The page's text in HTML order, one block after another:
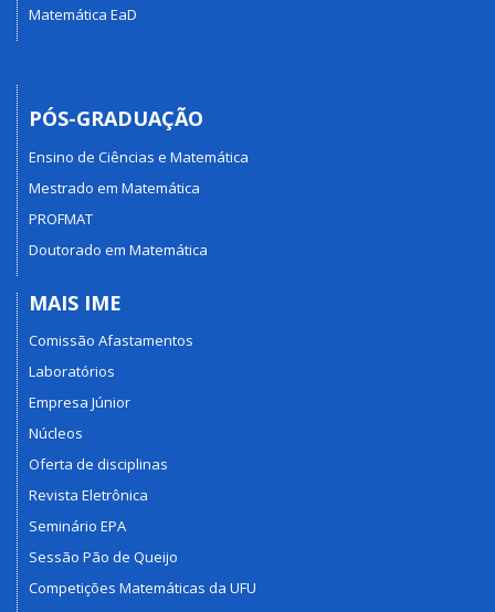
Matemática EaD
PÓS-GRADUAÇÃO
Ensino de Ciências e Matemática
Mestrado em Matemática
PROFMAT
Doutorado em Matemática
MAIS IME
Comissão Afastamentos
Laboratórios
Empresa Júnior
Núcleos
Oferta de disciplinas
Revista Eletrônica
Seminário EPA
Sessão Pão de Queijo
Competições Matemáticas da UFU